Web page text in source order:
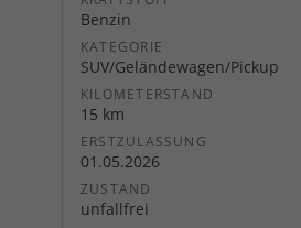
Benzin
KATEGORIE
SUV/Geländewagen/Pickup
KILOMETERSTAND
15 km
ERSTZULASSUNG
01.05.2026
ZUSTAND
unfallfrei